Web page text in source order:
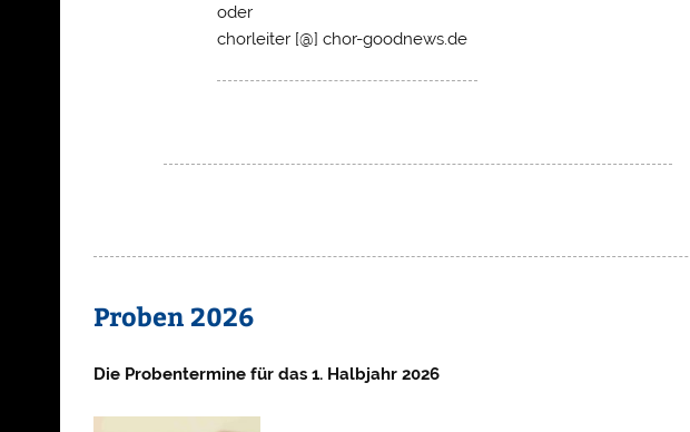
oder
chorleiter [@] chor-goodnews.de
Proben 2026
Die Probentermine für das 1. Halbjahr 2026